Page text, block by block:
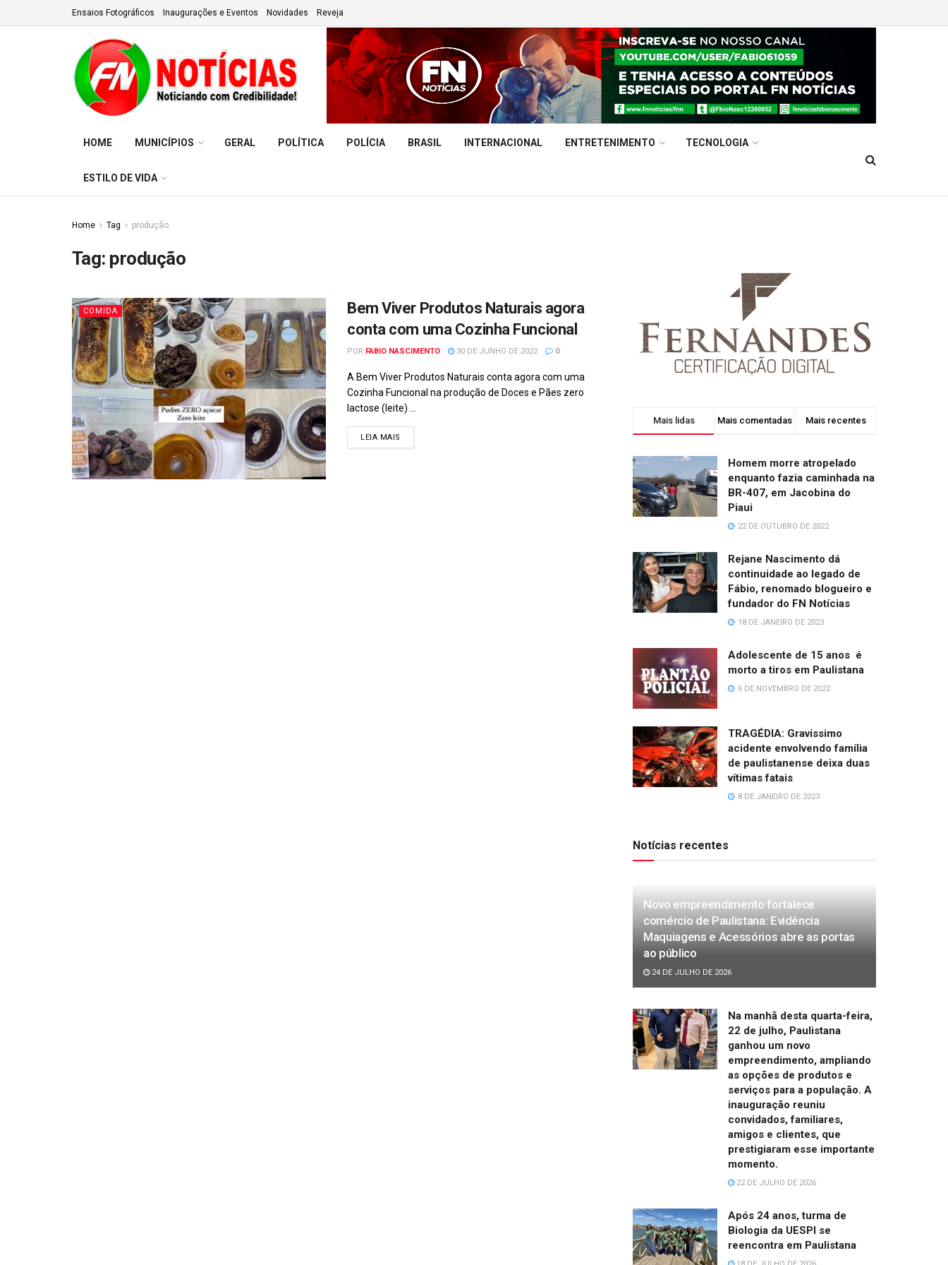
Ensaios Fotográficos Inaugurações e Eventos Novidades Reveja
HOME MUNICÍPIOS GERAL POLÍTICA POLÍCIA BRASIL INTERNACIONAL ENTRETENIMENTO TECNOLOGIA
ESTILO DE VIDA
Home Tag produção
Tag: produção
COMIDA
Bem Viver Produtos Naturais agora
conta com uma Cozinha Funcional
POR FABIO NASCIMENTO 30 DE JUNHO DE 2022 0
A Bem Viver Produtos Naturais conta agora com uma
Cozinha Funcional na produção de Doces e Pães zero
lactose (leite) ...
LEIA MAIS
Mais lidas Mais comentadas Mais recentes
Homem morre atropelado
enquanto fazia caminhada na
BR-407, em Jacobina do
Piaui
22 DE OUTUBRO DE 2022
Rejane Nascimento dá
continuidade ao legado de
Fábio, renomado blogueiro e
fundador do FN Notícias
18 DE JANEIRO DE 2023
Adolescente de 15 anos é
morto a tiros em Paulistana
6 DE NOVEMBRO DE 2022
TRAGÉDIA: Gravíssimo
acidente envolvendo família
de paulistanense deixa duas
vítimas fatais
8 DE JANEIRO DE 2023
Notícias recentes
Novo empreendimento fortalece
comércio de Paulistana: Evidência
Maquiagens e Acessórios abre as portas
ao público
24 DE JULHO DE 2026
Na manhã desta quarta-feira,
22 de julho, Paulistana
ganhou um novo
empreendimento, ampliando
as opções de produtos e
serviços para a população. A
inauguração reuniu
convidados, familiares,
amigos e clientes, que
prestigiaram esse importante
momento.
22 DE JULHO DE 2026
Após 24 anos, turma de
Biologia da UESPI se
reencontra em Paulistana